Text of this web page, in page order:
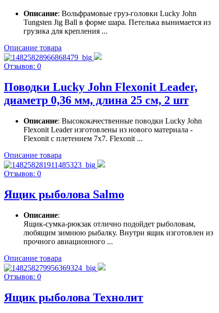
Описание: Вольфрамовые груз-головки Lucky John
Tungsten Jig Ball в форме шара. Петелька вынимается из
грузика для крепления ...
Описание товара
Отзывов: 0
Поводки Lucky John Flexonit Leader,
диаметр 0,36 мм, длина 25 см, 2 шт
Описание: Высококачественные поводки Lucky John
Flexonit Leader изготовлены из нового материала -
Flexonit с плетением 7х7. Flexonit ...
Описание товара
Отзывов: 0
Ящик рыболова Salmo
Описание:
Ящик-сумка-рюкзак отлично подойдет рыболовам,
любящим зимнюю рыбалку. Внутри ящик изготовлен из
прочного авиационного ...
Описание товара
Отзывов: 0
Ящик рыболова Технолит